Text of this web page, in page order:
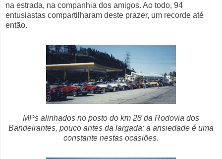
na estrada, na companhia dos amigos. Ao todo, 94
entusiastas compartilharam deste prazer, um recorde até
então.
MPs alinhados no posto do km 28 da Rodovia dos
Bandeirantes, pouco antes da largada: a ansiedade é uma
constante nestas ocasiões.